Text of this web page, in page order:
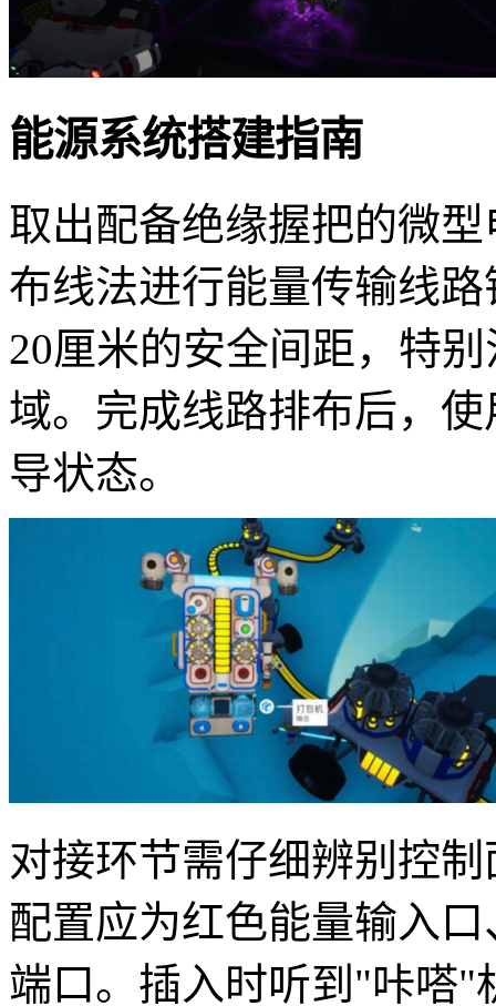
能源系统搭建指南
取出配备绝缘握把的微
布线法进行能量传输线
20厘米的安全间距，特
域。完成线路排布后，
导状态。
对接环节需仔细辨别控
配置应为红色能量输入
端口。插入时听到"咔嗒"